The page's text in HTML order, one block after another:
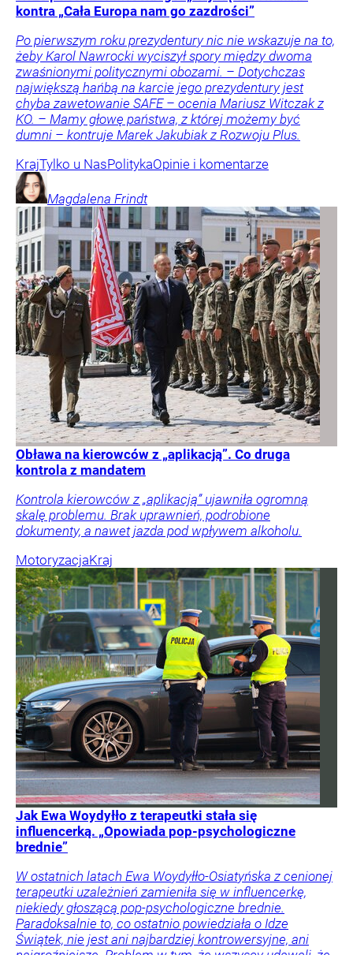
kontra „Cała Europa nam go zazdrości”
Po pierwszym roku prezydentury nic nie wskazuje na to,
żeby Karol Nawrocki wyciszył spory między dwoma
zwaśnionymi politycznymi obozami. – Dotychczas
największą hańbą na karcie jego prezydentury jest
chyba zawetowanie SAFE – ocenia Mariusz Witczak z
KO. – Mamy głowę państwa, z której możemy być
dumni – kontruje Marek Jakubiak z Rozwoju Plus.
KrajTylko u NasPolitykaOpinie i komentarze
Magdalena Frindt
Obława na kierowców z „aplikacją”. Co druga
kontrola z mandatem
Kontrola kierowców z „aplikacją” ujawniła ogromną
skalę problemu. Brak uprawnień, podrobione
dokumenty, a nawet jazda pod wpływem alkoholu.
MotoryzacjaKraj
Jak Ewa Woydyłło z terapeutki stała się
influencerką. „Opowiada pop-psychologiczne
brednie”
W ostatnich latach Ewa Woydyłło-Osiatyńska z cenionej
terapeutki uzależnień zamieniła się w influencerkę,
niekiedy głoszącą pop-psychologiczne brednie.
Paradoksalnie to, co ostatnio powiedziała o Idze
Świątek, nie jest ani najbardziej kontrowersyjne, ani